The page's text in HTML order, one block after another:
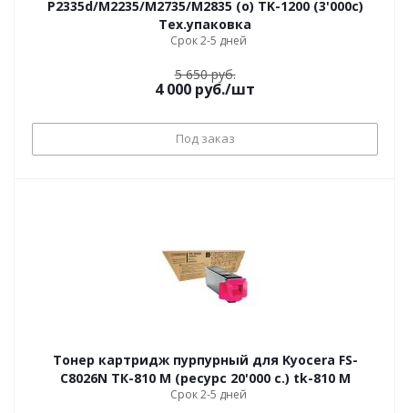
P2335d/M2235/M2735/M2835 (о) TK-1200 (3'000с)
Тех.упаковка
Срок 2-5 дней
5 650 руб.
4 000 руб./шт
Под заказ
Тонер картридж пурпурный для Kyocera FS-
C8026N ТК-810 M (ресурс 20'000 c.) tk-810 M
Срок 2-5 дней